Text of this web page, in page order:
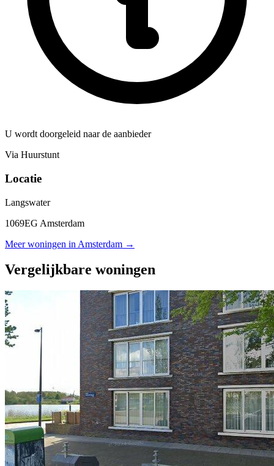
U wordt doorgeleid naar de aanbieder
Via Huurstunt
Locatie
Langswater
1069EG Amsterdam
Meer woningen in Amsterdam →
Vergelijkbare woningen